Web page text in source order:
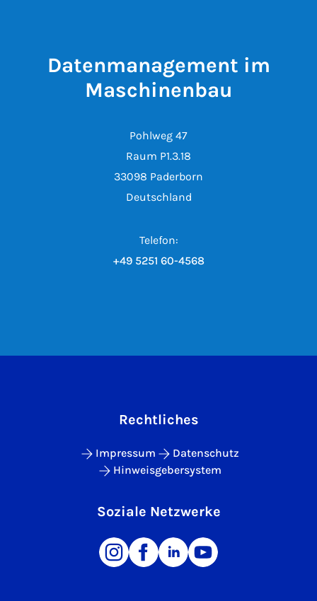
Datenmanagement im
Maschinenbau
Pohlweg 47
Raum P1.3.18
33098 Paderborn
Deutschland
Telefon:
+49 5251 60-4568
Rechtliches
Impressum
Datenschutz
Hinweisgebersystem
Soziale Netzwerke